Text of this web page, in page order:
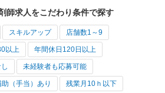
師求人をこだわり条件で探す
スキルアップ 店舗数1～9
以上 年間休日120日以上
未経験者も応募可能
（手当）あり 残業月10ｈ以下